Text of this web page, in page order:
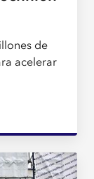
de
acelerar